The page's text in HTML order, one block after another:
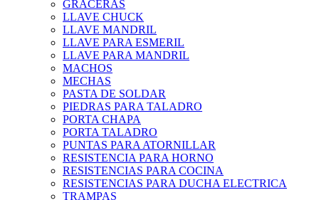
GRACERAS
LLAVE CHUCK
LLAVE MANDRIL
LLAVE PARA ESMERIL
LLAVE PARA MANDRIL
MACHOS
MECHAS
PASTA DE SOLDAR
PIEDRAS PARA TALADRO
PORTA CHAPA
PORTA TALADRO
PUNTAS PARA ATORNILLAR
RESISTENCIA PARA HORNO
RESISTENCIAS PARA COCINA
RESISTENCIAS PARA DUCHA ELECTRICA
TRAMPAS